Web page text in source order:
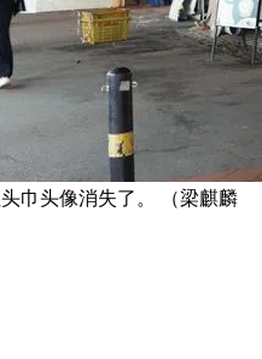
巾头像消失了。 （梁麒麟